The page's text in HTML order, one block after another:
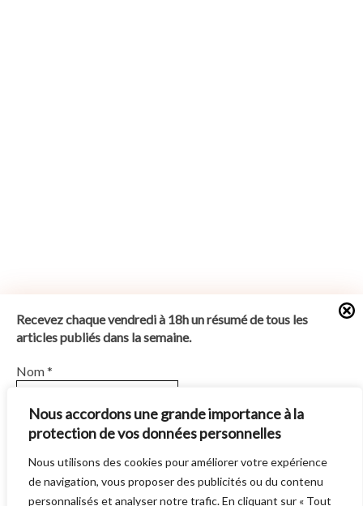
Nous accordons une grande importance à la
protection de vos données personnelles
Nous utilisons des cookies pour améliorer votre expérience
de navigation, vous proposer des publicités ou du contenu
personnalisés et analyser notre trafic. En cliquant sur « Tout
Recevez chaque vendredi à 18h un résumé de tous les
articles publiés dans la semaine.
Nom*
E-mail*
En vous abonnant vous acceptez notre
Politique de
SUN BURNS OUT EST UN SITE ÉDITE PAR AUTRES DIRECTIONS . © 2014 -
2026 -
POLITIQUE DE CONFIDENTIALITÉ